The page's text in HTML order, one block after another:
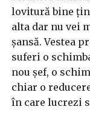
lovitură bine
alta dar nu vei
șansă. Vestea
suferi o
nou șef, o
chiar o
în care lucrezi